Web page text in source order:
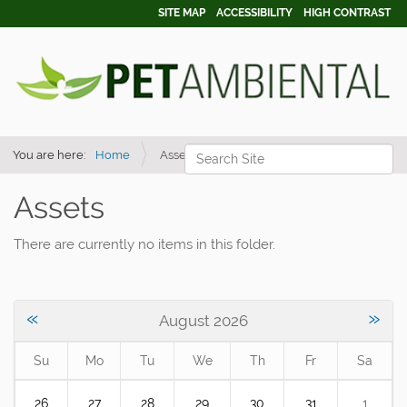
Search Site
SITE MAP ACCESSIBILITY HIGH CONTRAST
You are here: Home Assets
Assets
There are currently no items in this folder.
« August 2026 »
Su Mo Tu We Th Fr Sa
26 27 28 29 30 31 1